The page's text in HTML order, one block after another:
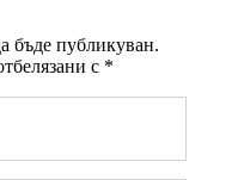
бъде публикуван.
с *